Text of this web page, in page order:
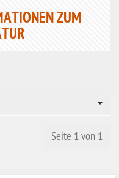
ZUM
Seite 1 von 1